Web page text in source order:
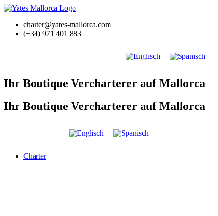
Zum
springencharter@yates-mallorca.com
(+34) 971 401 883
Ihr Boutique Vercharterer auf Mallorca
Ihr Boutique Vercharterer auf Mallorca
Charter